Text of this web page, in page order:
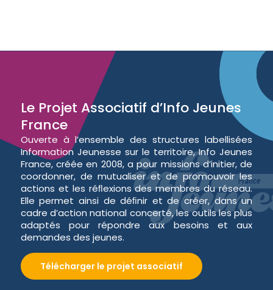
Le Projet Associatif d’Info Jeunes
France
Ouverte à l’ensemble des structures labellisées
Information Jeunesse sur le territoire, Info Jeunes
France, créée en 2008, a pour missions d’initier, de
coordonner, de mutualiser et de promouvoir les
actions et les réﬂexions des membres du réseau.
Elle permet ainsi de déﬁnir et de créer, dans un
cadre d’action national concerté, les outils les plus
adaptés pour répondre aux besoins et aux
demandes des jeunes.
Télécharger le projet associatif